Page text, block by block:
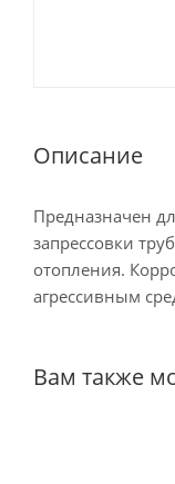
Описание
Предназначен
запрессовки
отопления.
агрессивным
Вам также